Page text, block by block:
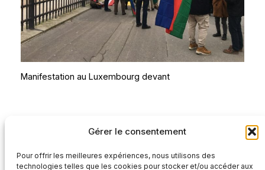
Gérer le consentement
Pour offrir les meilleures expériences, nous utilisons des
technologies telles que les cookies pour stocker et/ou accéder aux
Manifestation au Luxembourg devant